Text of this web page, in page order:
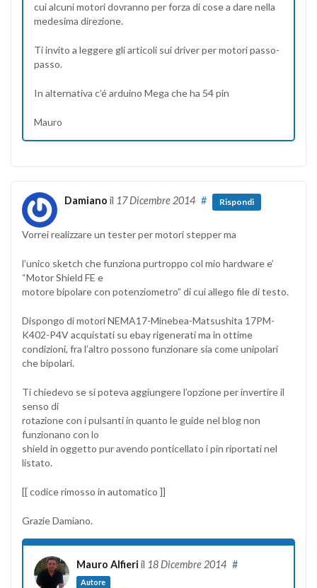
cui alcuni motori dovranno per forza di cose a dare nella
medesima direzione.
Ti invito a leggere gli articoli sui driver per motori passo-
passo.
In alternativa c’é arduino Mega che ha 54 pin
Mauro
Damiano il 17 Dicembre 2014 # Rispondi
Vorrei realizzare un tester per motori stepper ma
l’unico sketch che funziona purtroppo col mio hardware e’
“Motor Shield FE e
motore bipolare con potenziometro” di cui allego file di testo.
Dispongo di motori NEMA17-Minebea-Matsushita 17PM-
K402-P4V acquistati su ebay rigenerati ma in ottime
condizioni, fra l’altro possono funzionare sia come unipolari
che bipolari.
Ti chiedevo se si poteva aggiungere l’opzione per invertire il
senso di
rotazione con i pulsanti in quanto le guide nel blog non
funzionano con lo
shield in oggetto pur avendo ponticellato i pin riportati nel
listato.
[[ codice rimosso in automatico ]]
Grazie Damiano.
Mauro Alfieri il 18 Dicembre 2014
Autore
#